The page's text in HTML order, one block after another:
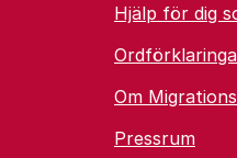
Hjälp för dig
Om
Pressrum